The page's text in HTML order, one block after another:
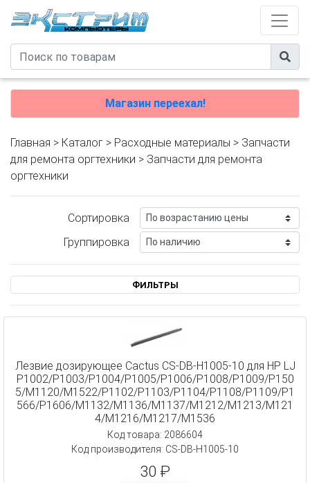
Магазин переехал!
Главная > Каталог > Расходные материалы > Запчасти
для ремонта оргтехники > Запчасти для ремонта
оргтехники
Сортировка
Группировка
ФИЛЬТРЫ
Лезвие дозирующее Cactus CS-DB-H1005-10 для HP LJ
P1002/P1003/P1004/P1005/P1006/P1008/P1009/P150
5/M1120/M1522/P1102/P1103/P1104/P1108/P1109/P1
566/P1606/M1132/M1136/M1137/M1212/M1213/M121
4/M1216/M1217/M1536
Код товара: 2086604
Код производителя: CS-DB-H1005-10
30 ₽